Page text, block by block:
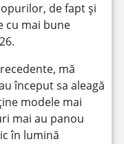
de fapt și
cu mai bune
mă
început sa aleagă
modele mai
mai au panou
în lumină